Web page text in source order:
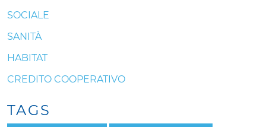
SOCIALE
SANITÀ
HABITAT
CREDITO COOPERATIVO
TAGS